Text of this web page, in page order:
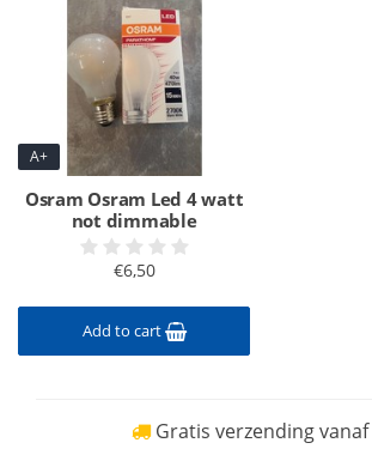
A+
Osram Osram Led 4 watt
not dimmable
€6,50
Add to cart
Gratis verzending vanaf